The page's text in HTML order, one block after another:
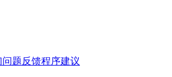
问题反馈程序建议